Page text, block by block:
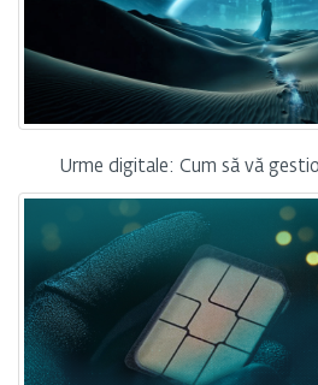
Urme digitale: Cum să vă